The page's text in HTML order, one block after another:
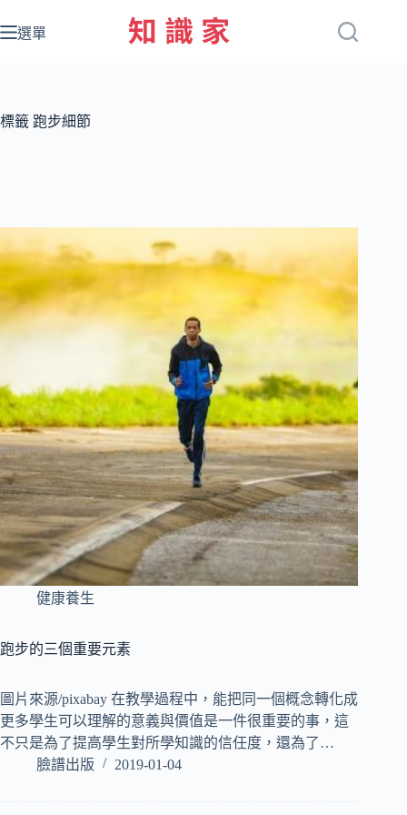
至
容
選單
標籤 跑步細節
健康養生
跑步的三個重要元素
圖片來源/pixabay 在教學過程中，能把同一個概念轉化成
更多學生可以理解的意義與價值是一件很重要的事，這
不只是為了提高學生對所學知識的信任度，還為了…
臉譜出版
2019-01-04